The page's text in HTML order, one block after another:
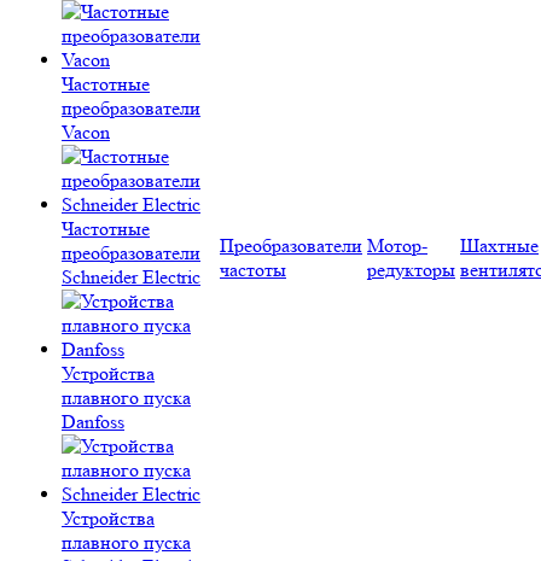
Частотные
преобразователи
Vacon
Частотные
преобразователи
Schneider Electric
Устройства
плавного пуска
Danfoss
Устройства
плавного пуска
Преобразователи
частоты
Мотор-
редукторы
Шахтные